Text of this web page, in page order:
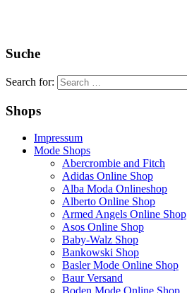
Suche
Search for:
Shops
Impressum
Mode Shops
Abercrombie and Fitch
Adidas Online Shop
Alba Moda Onlineshop
Alberto Online Shop
Armed Angels Online Shop
Asos Online Shop
Baby-Walz Shop
Bankowski Shop
Basler Mode Online Shop
Baur Versand